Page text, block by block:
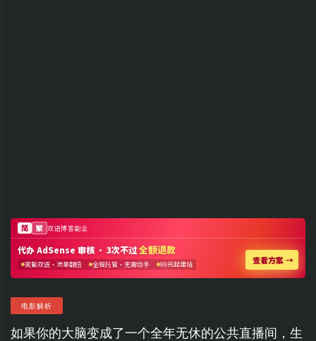
电影解析
如果你的大脑变成了一个全年无休的公共直播间，生